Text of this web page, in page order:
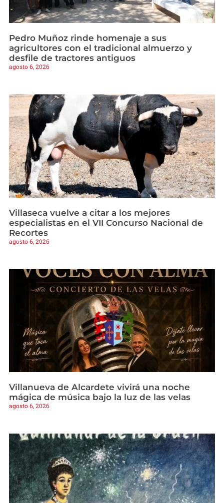
Pedro Muñoz rinde homenaje a sus
agricultores con el tradicional almuerzo y
desfile de tractores antiguos
agosto 6, 2026
Villaseca vuelve a citar a los mejores
especialistas en el VII Concurso Nacional de
Recortes
agosto 6, 2026
Villanueva de Alcardete vivirá una noche
mágica de música bajo la luz de las velas
agosto 6, 2026